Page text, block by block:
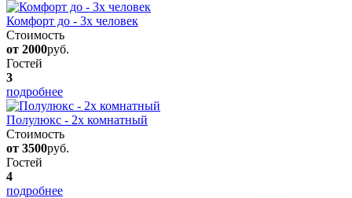
Комфорт до - 3х человек
Стоимость
от 2000руб.
Гостей
3
подробнее
Полулюкс - 2х комнатный
Стоимость
от 3500руб.
Гостей
4
подробнее